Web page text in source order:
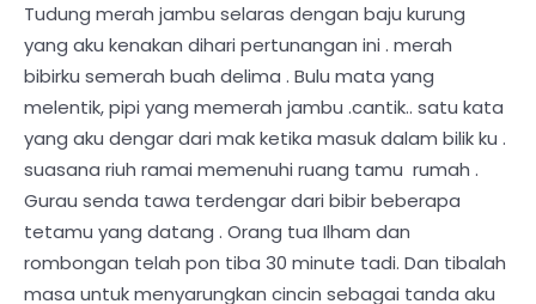
Tudung merah jambu selaras dengan baju kurung
yang aku kenakan dihari pertunangan ini . merah
bibirku semerah buah delima . Bulu mata yang
melentik, pipi yang memerah jambu .cantik.. satu kata
yang aku dengar dari mak ketika masuk dalam bilik ku .
suasana riuh ramai memenuhi ruang tamu rumah .
Gurau senda tawa terdengar dari bibir beberapa
tetamu yang datang . Orang tua Ilham dan
rombongan telah pon tiba 30 minute tadi. Dan tibalah
masa untuk menyarungkan cincin sebagai tanda aku